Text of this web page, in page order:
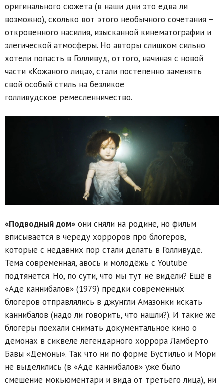
оригинального сюжета (в наши дни это едва ли
возможно), сколько вот этого необычного сочетания –
откровенного насилия, изысканной кинематографии и
элегической атмосферы. Но авторы слишком сильно
хотели попасть в Голливуд, оттого, начиная с новой
части «Кожаного лица», стали постепенно заменять
свой особый стиль на безликое
голливудское ремесленничество.
«Подводный дом» они сняли на родине, но фильм
вписывается в череду хорроров про блогеров,
которые с недавних пор стали делать в Голливуде.
Тема современная, авось и молодёжь с Youtube
подтянется. Но, по сути, что мы тут не видели? Ещё в
«Аде каннибалов» (1979) предки современных
блогеров отправлялись в джунгли Амазонки искать
каннибалов (надо ли говорить, что нашли?). И такие же
блогеры поехали снимать документальное кино о
демонах в сиквеле легендарного хоррора Ламберто
Бавы «Демоны». Так что ни по форме Бустильо и Мори
не выделились (в «Аде каннибалов» уже было
смешение мокьюментари и вида от третьего лица), ни